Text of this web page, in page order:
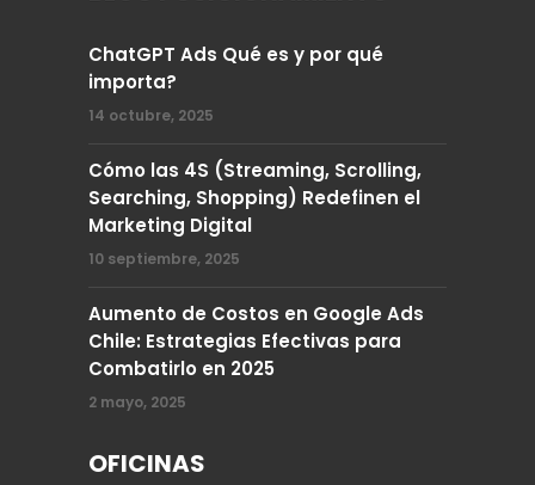
ChatGPT Ads Qué es y por qué
importa?
14 octubre, 2025
Cómo las 4S (Streaming, Scrolling,
Searching, Shopping) Redefinen el
Marketing Digital
10 septiembre, 2025
Aumento de Costos en Google Ads
Chile: Estrategias Efectivas para
Combatirlo en 2025
2 mayo, 2025
OFICINAS